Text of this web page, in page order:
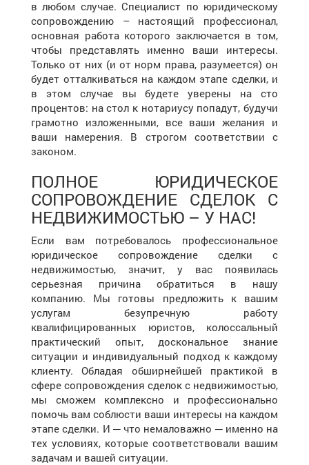
в любом случае. Специалист по юридическому
сопровождению – настоящий профессионал,
основная работа которого заключается в том,
чтобы представлять именно ваши интересы.
Только от них (и от норм права, разумеется) он
будет отталкиваться на каждом этапе сделки, и
в этом случае вы будете уверены на сто
процентов: на стол к нотариусу попадут, будучи
грамотно изложенными, все ваши желания и
ваши намерения. В строгом соответствии с
законом.
ПОЛНОЕ ЮРИДИЧЕСКОЕ
СОПРОВОЖДЕНИЕ СДЕЛОК С
НЕДВИЖИМОСТЬЮ – У НАС!
Если вам потребовалось профессиональное
юридическое сопровождение сделки с
недвижимостью, значит, у вас появилась
серьезная причина обратиться в нашу
компанию. Мы готовы предложить к вашим
услугам безупречную работу
квалифицированных юристов, колоссальный
практический опыт, доскональное знание
ситуации и индивидуальный подход к каждому
клиенту. Обладая обширнейшей практикой в
сфере сопровождения сделок с недвижимостью,
мы сможем комплексно и профессионально
помочь вам соблюсти ваши интересы на каждом
этапе сделки. И ─ что немаловажно ─ именно на
тех условиях, которые соответствовали вашим
задачам и вашей ситуации.